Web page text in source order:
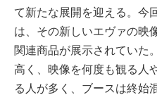
て新たな展開を迎える。今
は、その新しいエヴァの映
関連商品が展示されていた
高く、映像を何度も観る人
る人が多く、ブースは終始